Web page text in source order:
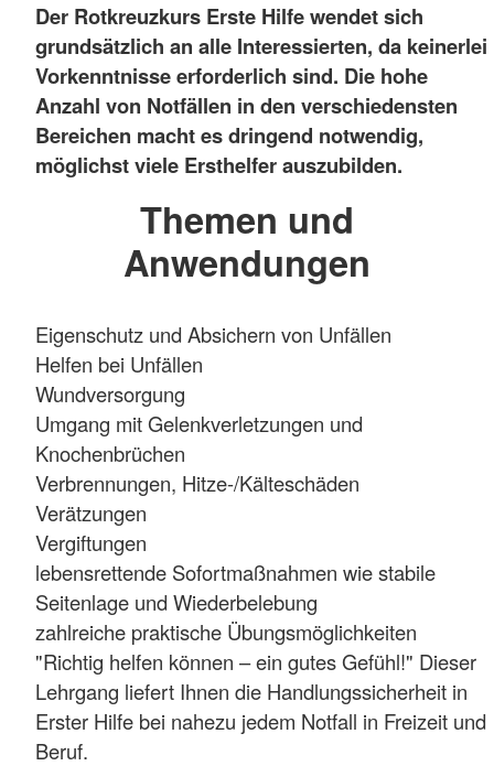
Der Rotkreuzkurs Erste Hilfe wendet sich
grundsätzlich an alle Interessierten, da keinerlei
Vorkenntnisse erforderlich sind. Die hohe
Anzahl von Notfällen in den verschiedensten
Bereichen macht es dringend notwendig,
möglichst viele Ersthelfer auszubilden.
Themen und
Anwendungen
Eigenschutz und Absichern von Unfällen
Helfen bei Unfällen
Wundversorgung
Umgang mit Gelenkverletzungen und
Knochenbrüchen
Verbrennungen, Hitze-/Kälteschäden
Verätzungen
Vergiftungen
lebensrettende Sofortmaßnahmen wie stabile
Seitenlage und Wiederbelebung
zahlreiche praktische Übungsmöglichkeiten
"Richtig helfen können – ein gutes Gefühl!" Dieser
Lehrgang liefert Ihnen die Handlungssicherheit in
Erster Hilfe bei nahezu jedem Notfall in Freizeit und
Beruf.